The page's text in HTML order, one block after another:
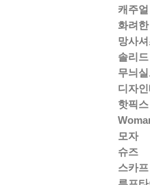
캐주
화려
망사
솔리
무늬
디자
핫픽
모자
슈즈
스카프